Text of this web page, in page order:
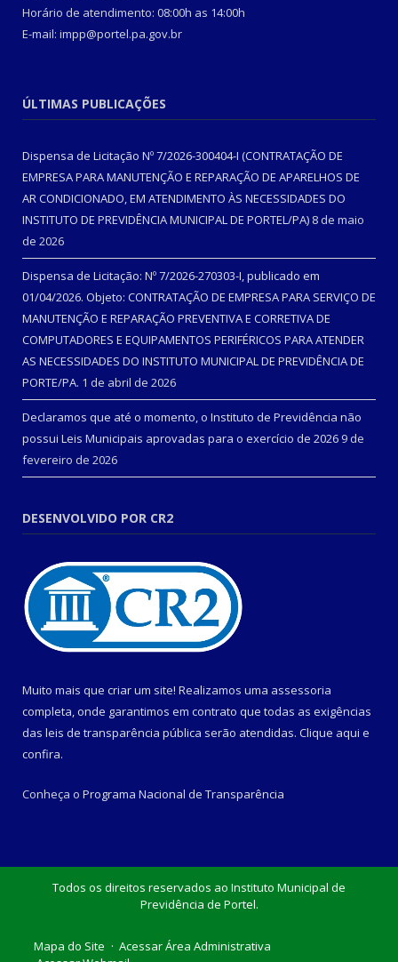
Horário de atendimento: 08:00h as 14:00h
E-mail: impp@portel.pa.gov.br
ÚLTIMAS PUBLICAÇÕES
Dispensa de Licitação Nº 7/2026-300404-I (CONTRATAÇÃO DE
EMPRESA PARA MANUTENÇÃO E REPARAÇÃO DE APARELHOS DE
AR CONDICIONADO, EM ATENDIMENTO ÀS NECESSIDADES DO
INSTITUTO DE PREVIDÊNCIA MUNICIPAL DE PORTEL/PA) 8 de maio
de 2026
Dispensa de Licitação: Nº 7/2026-270303-I, publicado em
01/04/2026. Objeto: CONTRATAÇÃO DE EMPRESA PARA SERVIÇO DE
MANUTENÇÃO E REPARAÇÃO PREVENTIVA E CORRETIVA DE
COMPUTADORES E EQUIPAMENTOS PERIFÉRICOS PARA ATENDER
AS NECESSIDADES DO INSTITUTO MUNICIPAL DE PREVIDÊNCIA DE
PORTE/PA. 1 de abril de 2026
Declaramos que até o momento, o Instituto de Previdência não
possui Leis Municipais aprovadas para o exercício de 2026 9 de
fevereiro de 2026
DESENVOLVIDO POR CR2
Muito mais que criar um site! Realizamos uma assessoria
completa, onde garantimos em contrato que todas as exigências
das leis de transparência pública serão atendidas. Clique aqui e
confira.
Conheça o Programa Nacional de Transparência
Todos os direitos reservados ao Instituto Municipal de
Previdência de Portel.
Mapa do Site
Acessar Área Administrativa